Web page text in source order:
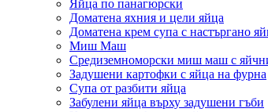
Яйца по панагюрски
Доматена яхния и цели яйца
Доматена крем супа с настъргано
Миш Маш
Средиземноморски миш маш с
Задушени картофки с яйца на фурна
Супа от разбити яйца
Забулени яйца върху задушени гъби